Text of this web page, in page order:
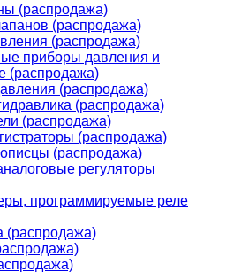
(распродажа)
(распродажа)
(распродажа)
приборы давления и
(распродажа)
(распродажа)
(распродажа)
(распродажа)
(распродажа)
(распродажа)
регуляторы
программируемые реле
(распродажа)